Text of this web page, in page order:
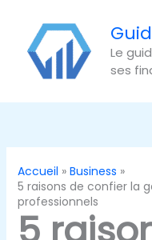
contenu
Le
ses
Accueil
Business
5 raisons de confier la
professionnels